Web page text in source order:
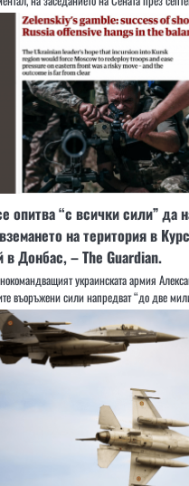
опитва “с всички сили” да
на територия в
в Донбас, – The Guardian.
украинската армия
въоръжени сили напредват “до две